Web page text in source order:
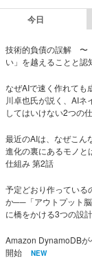
今日
技術的負債の誤解 〜
い」を越えることと認
なぜAIで速く作れても
川卓也氏が説く、AIネ
してはいけない2つの
最近のAIは、なぜこ
進化の裏にあるモノ
仕組み 第2話
予定どおり作っている
か──「アウトプット脳
に橋をかける3つの設
Amazon DynamoDB
開始
NEW